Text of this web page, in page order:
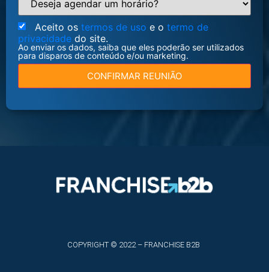
Aceito os termos de uso e o termo de
privacidade do site.
Ao enviar os dados, saiba que eles poderão ser utilizados
para disparos de conteúdo e/ou marketing.
CONFIRMAR REUNIÃO
COPYRIGHT © 2022 – FRANCHISE B2B